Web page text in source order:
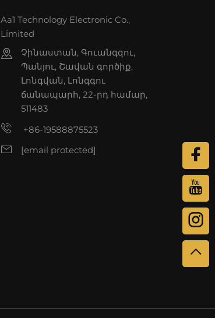
Aa1 Technology Electronic Co.,
Limited
Չինաստան, Գուանգզու,
Պանյու, Շավան գործիք,
Լոնգվան, Լոնգգու
ճանապարհ, 22-րդ համար,
511483
+86-19588875523
[email protected]